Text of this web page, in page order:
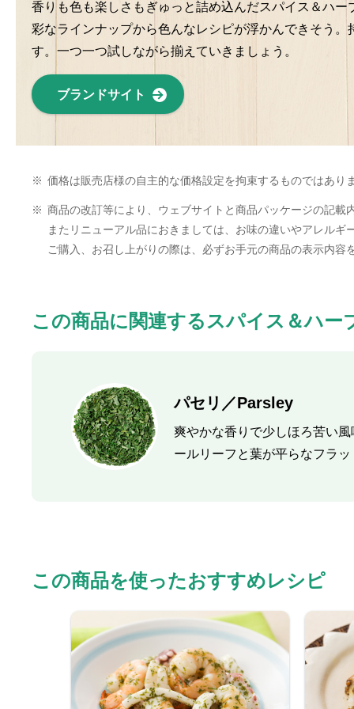
香りも色も楽しさもぎゅっと詰め込んだスパイス＆ハ
彩なラインナップから色んなレシピが浮かんできそう
す。一つ一つ試しながら揃えていきましょう。
ブランドサイト
※ 価格は販売店様の自主的な価格設定を拘束するものではあり
※ 商品の改訂等により、ウェブサイトと商品パッケージの記載
またリニューアル品におきましては、お味の違いやアレルギ
ご購入、お召し上がりの際は、必ずお手元の商品の表示内容
この商品に関連するスパイス＆ハー
パセリ／Parsley
爽やかな香りで少しほろ苦い
ールリーフと葉が平らなフラ
この商品を使ったおすすめレシピ